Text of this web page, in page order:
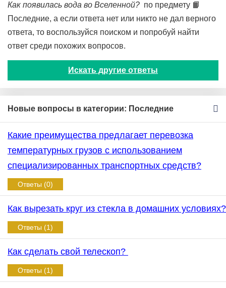
Как появилась вода во Вселенной? по предмету 📙
Последние, а если ответа нет или никто не дал верного
ответа, то воспользуйся поиском и попробуй найти
ответ среди похожих вопросов.
Искать другие ответы
Новые вопросы в категории: Последние
Какие преимущества предлагает перевозка
температурных грузов с использованием
специализированных транспортных средств?
Ответы (0)
Как вырезать круг из стекла в домашних
Ответы (1)
Как сделать свой телескоп?
Ответы (1)